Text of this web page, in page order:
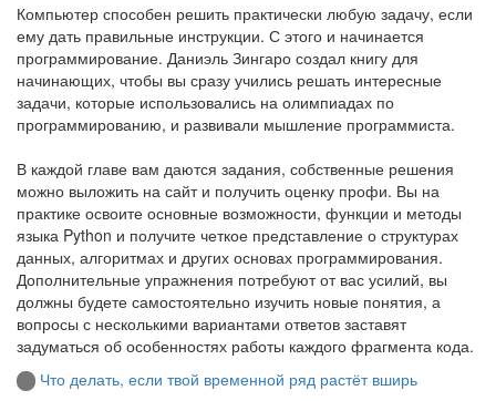
Компьютер способен решить практически любую задачу, если
ему дать правильные инструкции. С этого и начинается
программирование. Даниэль Зингаро создал книгу для
начинающих, чтобы вы сразу учились решать интересные
задачи, которые использовались на олимпиадах по
программированию, и развивали мышление программиста.
В каждой главе вам даются задания, собственные решения
можно выложить на сайт и получить оценку профи. Вы на
практике освоите основные возможности, функции и методы
языка Python и получите четкое представление о структурах
данных, алгоритмах и других основах программирования.
Дополнительные упражнения потребуют от вас усилий, вы
должны будете самостоятельно изучить новые понятия, а
вопросы с несколькими вариантами ответов заставят
задуматься об особенностях работы каждого фрагмента кода.
Что делать, если твой временной ряд растёт вширь